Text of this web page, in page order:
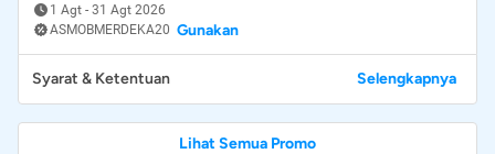
1 Agt - 31 Agt 2026
ASMOBMERDEKA20 Gunakan
Syarat & Ketentuan Selengkapnya
Lihat Semua Promo